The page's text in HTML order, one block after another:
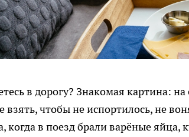
в дорогу? Знакомая картина:
взять, чтобы не испортилось, не
когда в поезд брали варёные яйца,